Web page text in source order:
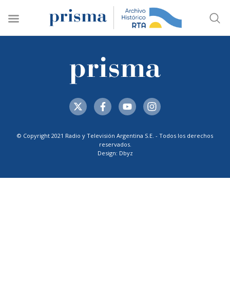
© Copyright 2021 Radio y Televisión Argentina S.E. - Todos los derechos
reservados.
Design: Dbyz